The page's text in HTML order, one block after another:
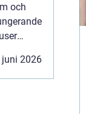
och
juni 2026